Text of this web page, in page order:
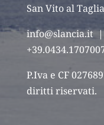
San Vito al
info@slancia.it|
P.Iva e CF
diritti riservati.